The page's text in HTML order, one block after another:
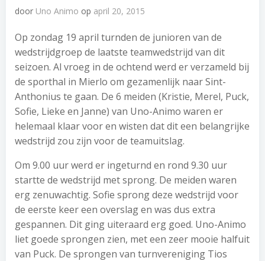
door Uno Animo op april 20, 2015
Op zondag 19 april turnden de junioren van de
wedstrijdgroep de laatste teamwedstrijd van dit
seizoen. Al vroeg in de ochtend werd er verzameld bij
de sporthal in Mierlo om gezamenlijk naar Sint-
Anthonius te gaan. De 6 meiden (Kristie, Merel, Puck,
Sofie, Lieke en Janne) van Uno-Animo waren er
helemaal klaar voor en wisten dat dit een belangrijke
wedstrijd zou zijn voor de teamuitslag.
Om 9.00 uur werd er ingeturnd en rond 9.30 uur
startte de wedstrijd met sprong. De meiden waren
erg zenuwachtig. Sofie sprong deze wedstrijd voor
de eerste keer een overslag en was dus extra
gespannen. Dit ging uiteraard erg goed. Uno-Animo
liet goede sprongen zien, met een zeer mooie halfuit
van Puck. De sprongen van turnvereniging Tios